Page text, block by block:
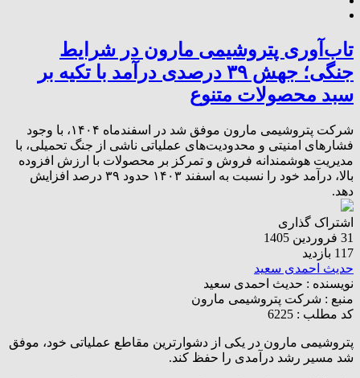
تاب‌آوری پتروشیمی مارون در شرایط
جنگی؛ جهش ۳۹ درصدی درآمد با تکیه بر
سبد محصولات متنوع
شرکت پتروشیمی مارون موفق شد در اسفندماه ۱۴۰۴، با وجود
فشارهای امنیتی و محدودیت‌های عملیاتی ناشی از جنگ تحمیلی، با
مدیریت هوشمندانه فروش و تمرکز بر محصولات با ارزش افزوده
بالا، درآمد خود را نسبت به اسفند ۱۴۰۳ حدود ۳۹ درصد افزایش
دهد.
اشتراک گذاری
31 فروردین 1405
117 بازدید
حدیث احمدی سعید
نویسنده : حدیث احمدی سعید
منبع : شرکت پتروشیمی مارون
کد مطلب : 6225
پتروشیمی مارون در یکی از دشوارترین مقاطع عملیاتی خود، موفق
شد مسیر رشد درآمدی را حفظ کند.